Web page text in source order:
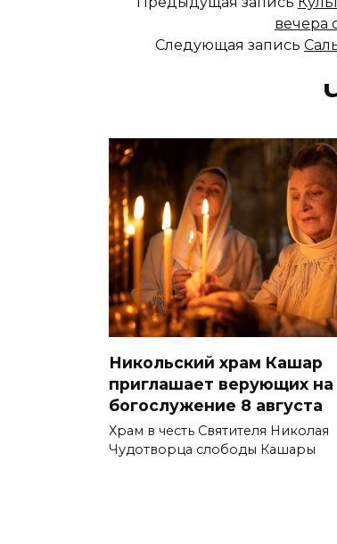
вечера
Следующая запись
Никольский храм Кашар
приглашает верующих на
богослужение 8 августа
Храм в честь Святителя Николая
Чудотворца слободы Кашары